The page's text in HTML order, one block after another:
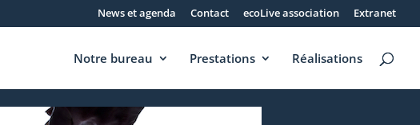
News et agenda Contact ecoLive association Extranet
Notre bureau Prestations Réalisations